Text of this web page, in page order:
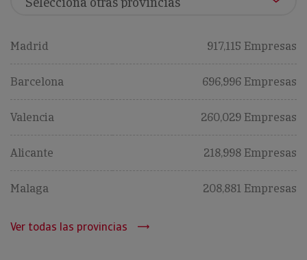
Madrid 917,115 Empresas
Barcelona 696,996 Empresas
Valencia 260,029 Empresas
Alicante 218,998 Empresas
Malaga 208,881 Empresas
Ver todas las provincias